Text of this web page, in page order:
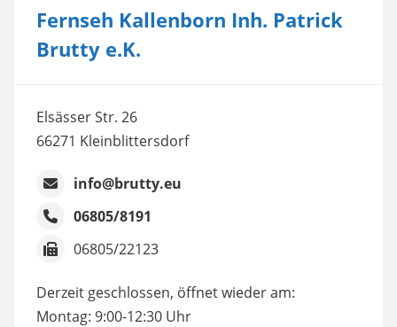
Fernseh Kallenborn Inh. Patrick
Brutty e.K.
Elsässer Str. 26
66271 Kleinblittersdorf
info@brutty.eu
06805/8191
06805/22123
Derzeit geschlossen, öffnet wieder am:
Montag: 9:00-12:30 Uhr